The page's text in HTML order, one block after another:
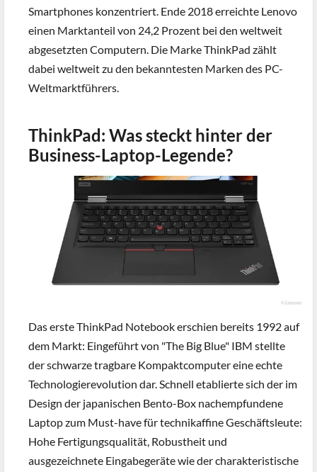
Smartphones konzentriert. Ende 2018 erreichte Lenovo
einen Marktanteil von 24,2 Prozent bei den weltweit
abgesetzten Computern. Die Marke ThinkPad zählt
dabei weltweit zu den bekanntesten Marken des PC-
Weltmarktführers.
ThinkPad: Was steckt hinter der
Business-Laptop-Legende?
Das erste ThinkPad Notebook erschien bereits 1992 auf
dem Markt: Eingeführt von "The Big Blue" IBM stellte
der schwarze tragbare Kompaktcomputer eine echte
Technologierevolution dar. Schnell etablierte sich der im
Design der japanischen Bento-Box nachempfundene
Laptop zum Must-have für technikaffine Geschäftsleute:
Hohe Fertigungsqualität, Robustheit und
ausgezeichnete Eingabegeräte wie der charakteristische